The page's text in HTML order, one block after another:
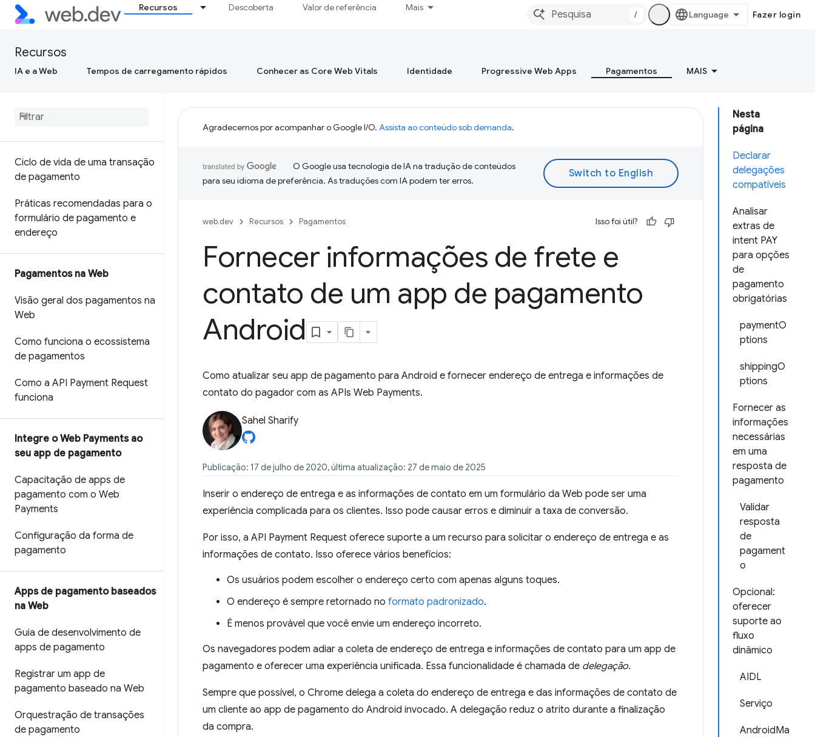
Recursos Descoberta Valor de referência Mais
/ Fazer login
Recursos
IA e a Web Tempos de carregamento rápidos Conhecer as Core Web Vitals Identidade Progressive Web Apps Pagamentos MAIS
Ciclo de vida de uma transação
de pagamento
Práticas recomendadas para o
formulário de pagamento e
endereço
Pagamentos na Web
Visão geral dos pagamentos na
Web
Como funciona o ecossistema
de pagamentos
Como a API Payment Request
funciona
Integre o Web Payments ao
seu app de pagamento
Capacitação de apps de
pagamento com o Web
Payments
Configuração da forma de
pagamento
Apps de pagamento baseados
na Web
Guia de desenvolvimento de
apps de pagamento
Registrar um app de
pagamento baseado na Web
Orquestração de transações
de pagamento
Nesta
página
Declarar
delegações
compatíveis
Analisar
extras de
intent PAY
para opções
de
pagamento
obrigatórias
paymentO
ptions
shippingO
ptions
Fornecer as
informações
necessárias
em uma
resposta de
pagamento
Validar
resposta
de
pagament
o
Opcional:
oferecer
suporte ao
fluxo
dinâmico
AIDL
Serviço
AndroidMa
Agradecemos por acompanhar o Google I/O. Assista ao conteúdo sob demanda.
O Google usa tecnologia de IA na tradução de conteúdos
para seu idioma de preferência. As traduções com IA podem ter erros.
web.dev Recursos Pagamentos Isso foi útil?
Fornecer informações de frete e
contato de um app de pagamento
Android
Como atualizar seu app de pagamento para Android e fornecer endereço de entrega e informações de
contato do pagador com as APIs Web Payments.
Sahel Sharify
Publicação: 17 de julho de 2020, última atualização: 27 de maio de 2025
Inserir o endereço de entrega e as informações de contato em um formulário da Web pode ser uma
experiência complicada para os clientes. Isso pode causar erros e diminuir a taxa de conversão.
Por isso, a API Payment Request oferece suporte a um recurso para solicitar o endereço de entrega e as
informações de contato. Isso oferece vários benefícios:
Os usuários podem escolher o endereço certo com apenas alguns toques.
O endereço é sempre retornado no formato padronizado.
É menos provável que você envie um endereço incorreto.
Os navegadores podem adiar a coleta de endereço de entrega e informações de contato para um app de
pagamento e oferecer uma experiência unificada. Essa funcionalidade é chamada de delegação.
Sempre que possível, o Chrome delega a coleta do endereço de entrega e das informações de contato de
um cliente ao app de pagamento do Android invocado. A delegação reduz o atrito durante a finalização
da compra.